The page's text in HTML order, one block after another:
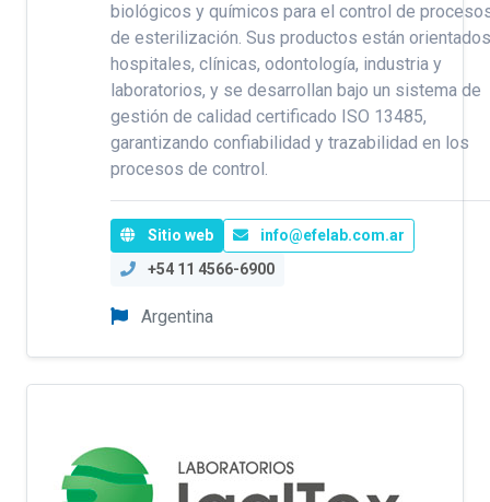
biológicos y químicos para el control de
de esterilización. Sus productos están
hospitales, clínicas, odontología, industria y
laboratorios, y se desarrollan bajo un sistema de
gestión de calidad certificado ISO 13485,
garantizando confiabilidad y trazabilidad en los
procesos de control.
Sitio web
info@efelab.com.ar
+54 11 4566-6900
Argentina